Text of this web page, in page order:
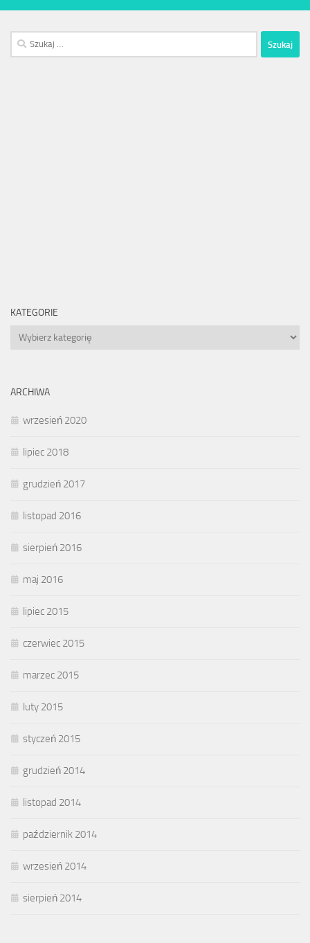
Szukaj:
KATEGORIE
Kategorie
ARCHIWA
wrzesień 2020
lipiec 2018
grudzień 2017
listopad 2016
sierpień 2016
maj 2016
lipiec 2015
czerwiec 2015
marzec 2015
luty 2015
styczeń 2015
grudzień 2014
listopad 2014
październik 2014
wrzesień 2014
sierpień 2014